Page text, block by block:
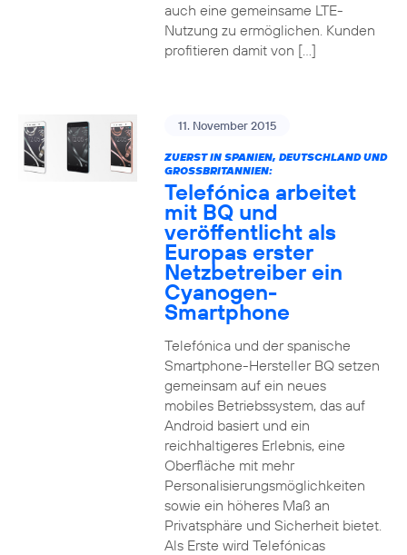
auch eine gemeinsame LTE-
Nutzung zu ermöglichen. Kunden
profitieren damit von […]
11. November 2015
ZUERST IN SPANIEN, DEUTSCHLAND UND
GROSSBRITANNIEN:
Telefónica arbeitet
mit BQ und
veröffentlicht als
Europas erster
Netzbetreiber ein
Cyanogen-
Smartphone
Telefónica und der spanische
Smartphone-Hersteller BQ setzen
gemeinsam auf ein neues
mobiles Betriebssystem, das auf
Android basiert und ein
reichhaltigeres Erlebnis, eine
Oberfläche mit mehr
Personalisierungsmöglichkeiten
sowie ein höheres Maß an
Privatsphäre und Sicherheit bietet.
Als Erste wird Telefónicas